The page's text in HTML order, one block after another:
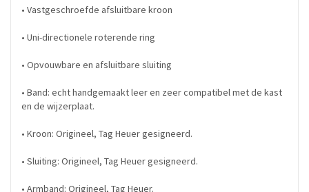
• Vastgeschroefde afsluitbare kroon
• Uni-directionele roterende ring
• Opvouwbare en afsluitbare sluiting
• Band: echt handgemaakt leer en zeer compatibel met de kast
en de wijzerplaat.
• Kroon: Origineel, Tag Heuer gesigneerd.
• Sluiting: Origineel, Tag Heuer gesigneerd.
• Armband: Origineel, Tag Heuer.